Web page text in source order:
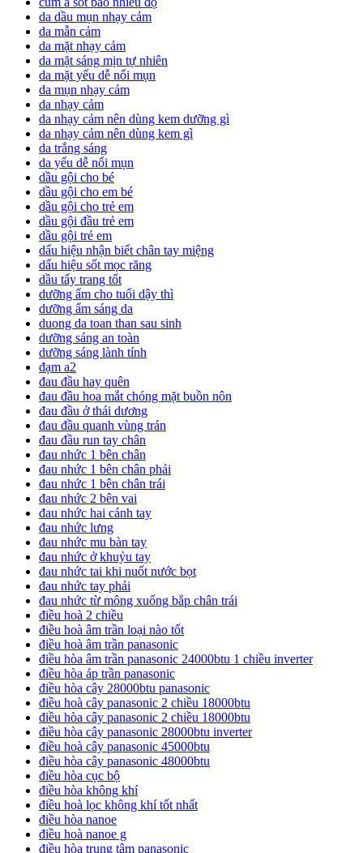
da dầu mụn nhạy cảm
da mẫn cảm
da mặt nhạy cảm
da mặt sáng mịn tự nhiên
da mặt yếu dễ nổi mụn
da mụn nhạy cảm
da nhạy cảm
da nhạy cảm nên dùng kem dưỡng gì
da nhạy cảm nên dùng kem gì
da trắng sáng
da yếu dễ nổi mụn
dầu gội cho bé
dầu gội cho em bé
dầu gội cho trẻ em
dầu gội đầu trẻ em
dầu gội trẻ em
dấu hiệu nhận biết chân tay miệng
dấu hiệu sốt mọc răng
dầu tẩy trang tốt
dưỡng ẩm cho tuổi dậy thì
dưỡng ẩm sáng da
duong da toan than sau sinh
dưỡng sáng an toàn
dưỡng sáng lành tính
đạm a2
đau đầu hay quên
đau đầu hoa mắt chóng mặt buồn nôn
đau đầu ở thái dương
đau đầu quanh vùng trán
đau đầu run tay chân
đau nhức 1 bên chân
đau nhức 1 bên chân phải
đau nhức 1 bên chân trái
đau nhức 2 bên vai
đau nhức hai cánh tay
đau nhức lưng
đau nhức mu bàn tay
đau nhức ở khuỷu tay
đau nhức tai khi nuốt nước bọt
đau nhức tay phải
đau nhức từ mông xuống bắp chân trái
điều hoà 2 chiều
điều hoà âm trần loại nào tốt
điều hoà âm trần panasonic
điều hòa âm trần panasonic 24000btu 1 chiều inverter
điều hòa áp trần panasonic
điều hòa cây 28000btu panasonic
điều hoà cây panasonic 2 chiều 18000btu
điều hòa cây panasonic 2 chiều 18000btu
điều hòa cây panasonic 28000btu inverter
điều hoà cây panasonic 45000btu
điều hòa cây panasonic 48000btu
điều hòa cục bộ
điều hòa không khí
điều hoà lọc không khí tốt nhất
điều hòa nanoe
điều hoà nanoe g
điều hòa trung tâm panasonic